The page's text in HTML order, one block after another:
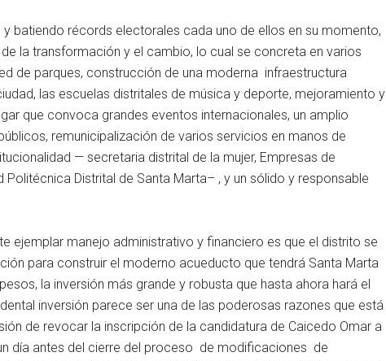
batiendo récords electorales cada uno de ellos en su momento,
la transformación y el cambio, lo cual se concreta en varios
de parques, construcción de una moderna infraestructura
las escuelas distritales de música y deporte, mejoramiento y
que convoca grandes eventos internacionales, un amplio
remunicipalización de varios servicios en manos de
— secretaria distrital de la mujer, Empresas de
Politécnica Distrital de Santa Marta– , y un sólido y responsable
ejemplar manejo administrativo y financiero es que el distrito se
para construir el moderno acueducto que tendrá Santa Marta
la inversión más grande y robusta que hasta ahora hará el
inversión parece ser una de las poderosas razones que está
de revocar la inscripción de la candidatura de Caicedo Omar a
día antes del cierre del proceso de modificaciones de